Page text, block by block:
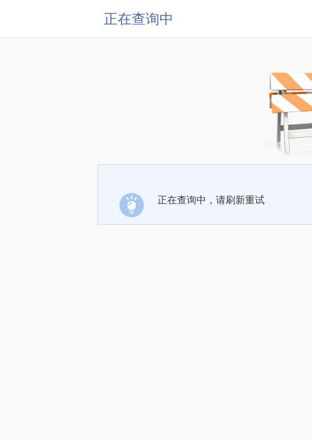
正在查询中
正在查询中，请刷新重试